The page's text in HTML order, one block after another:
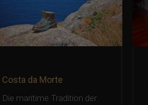
Costa da Morte
Die maritime Tradition der